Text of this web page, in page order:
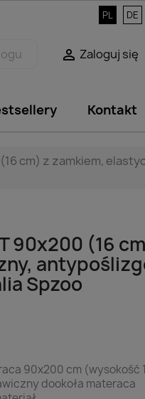
PL DE
 Zaloguj się
Kontakt
cm) z zamkiem,
90x200 (16
Spzoo
90x200 cm (wysokość
dookoła materaca